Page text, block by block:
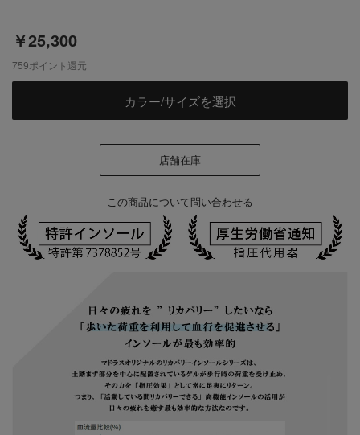
￥25,300
759ポイント還元
カラー/サイズを選択
店舗在庫
この商品について問い合わせる